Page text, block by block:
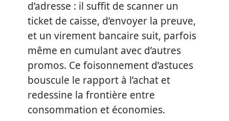
d’adresse : il suffit de scanner un
ticket de caisse, d’envoyer la preuve,
et un virement bancaire suit, parfois
même en cumulant avec d’autres
promos. Ce foisonnement d’astuces
bouscule le rapport à l’achat et
redessine la frontière entre
consommation et économies.